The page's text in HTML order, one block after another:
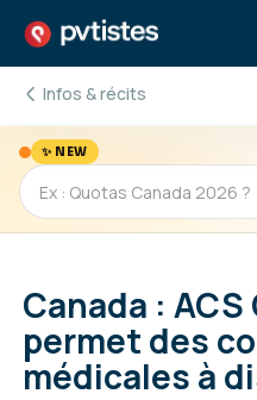
Infos & récits
✨ NEW
Canada : ACS
permet des
médicales à